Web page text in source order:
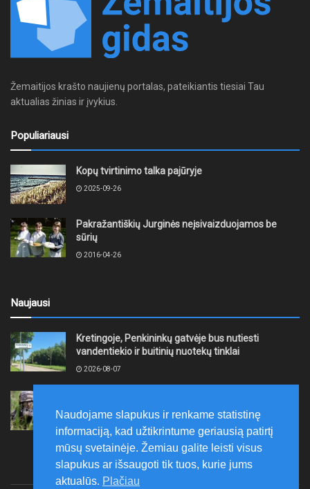
Žemaitijos krašto naujienų portalas, pateikiantis tiesiai Tau
aktualias žinias ir įvykius.
Populiariausi
Kopų tvirtinimo talka pajūryje
2025-09-26
Pakražantiškių Jurginės neįsivaizduojamos be
sūrių
2016-04-26
Naujausi
Kretingoje, Penkininkų gatvėje bus nutiesti
vandentiekio ir buitinių nuotekų tinklai
2026-08-07
rinktinė vykdys karines pratybas
2026-08-07
Naudojame slapukus ir renkame statistinę
informaciją, kad užtikrintume geriausią patirtį
mūsų svetainėje. Žemiau galite leisti visus
slapukus ar išsaugoti tik tuos, kurie jums
aktualūs. Plačiau